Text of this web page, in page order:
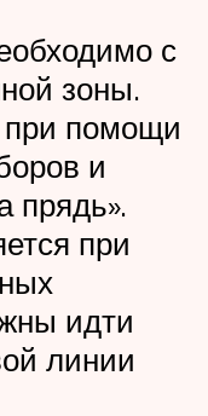
с
зоны.
помощи
и
прядь».
при
идти
линии